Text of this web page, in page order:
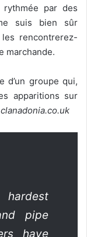
rythmée par des
suis bien sûr
rencontrerez-
marchande.
d’un groupe qui,
apparitions sur
clanadonia.co.uk
pipe
have